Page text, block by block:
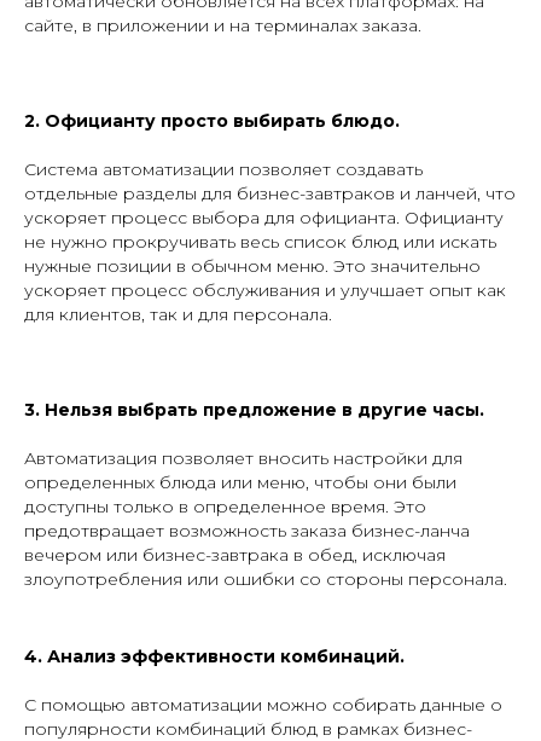
сайте, в приложении и на терминалах заказа.
2. Официанту просто выбирать блюдо.
Система автоматизации позволяет создавать
отдельные разделы для бизнес-завтраков и ланчей, что
ускоряет процесс выбора для официанта. Официанту
не нужно прокручивать весь список блюд или искать
нужные позиции в обычном меню. Это значительно
ускоряет процесс обслуживания и улучшает опыт как
для клиентов, так и для персонала.
3. Нельзя выбрать предложение в другие часы.
Автоматизация позволяет вносить настройки для
определенных блюда или меню, чтобы они были
доступны только в определенное время. Это
предотвращает возможность заказа бизнес-ланча
вечером или бизнес-завтрака в обед, исключая
злоупотребления или ошибки со стороны персонала.
4. Анализ эффективности комбинаций.
С помощью автоматизации можно собирать данные о
популярности комбинаций блюд в рамках бизнес-